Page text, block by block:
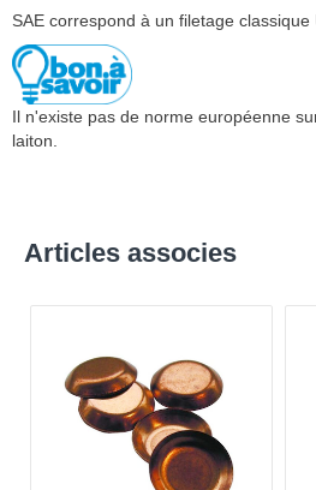
SAE correspond à un filetage classique
Il n'existe pas de norme européenne
laiton.
Articles associes